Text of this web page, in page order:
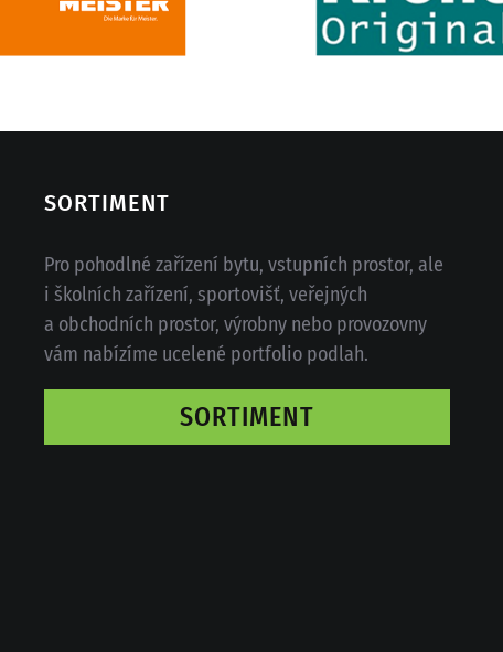
SORTIMENT
Pro pohodlné zařízení bytu, vstupních prostor, ale
i školních zařízení, sportovišť, veřejných
a obchodních prostor, výrobny nebo provozovny
vám nabízíme ucelené portfolio podlah.
SORTIMENT